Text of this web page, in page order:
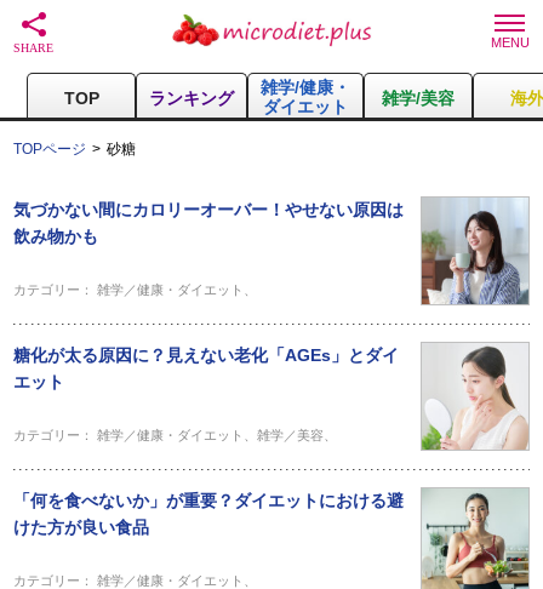
TOP ランキング
雑学/健康・
ダイエット
雑学/美容 海
TOPページ 砂糖
気づかない間にカロリーオーバー！やせない原因は
飲み物かも
カテゴリー：雑学／健康・ダイエット
糖化が太る原因に？見えない老化「AGEs」とダイ
エット
カテゴリー：雑学／健康・ダイエット 、雑学／美容
「何を食べないか」が重要？ダイエットにおける避
けた方が良い食品
カテゴリー：雑学／健康・ダイエット